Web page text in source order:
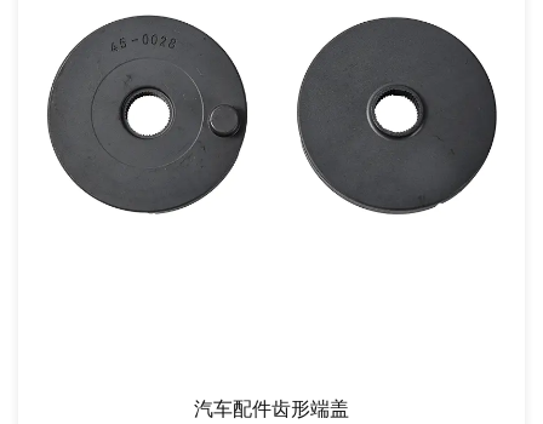
汽车配件齿形端盖